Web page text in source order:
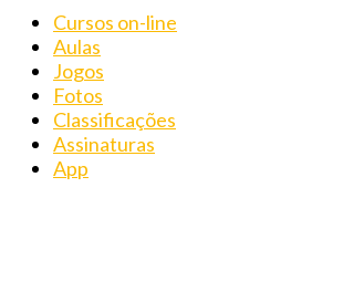
Cursos on-line
Aulas
Jogos
Fotos
Classificações
Assinaturas
App